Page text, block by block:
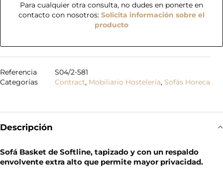
Para cualquier otra consulta, no dudes en ponerte en
contacto con nosotros: Solicita información sobre el
producto
Referencia
S04/2-581
Categorías
Contract, Mobiliario Hostelería, Sofás Horeca
Descripción
Sofá Basket de Softline, tapizado y con un respaldo
envolvente extra alto que permite mayor privacidad.